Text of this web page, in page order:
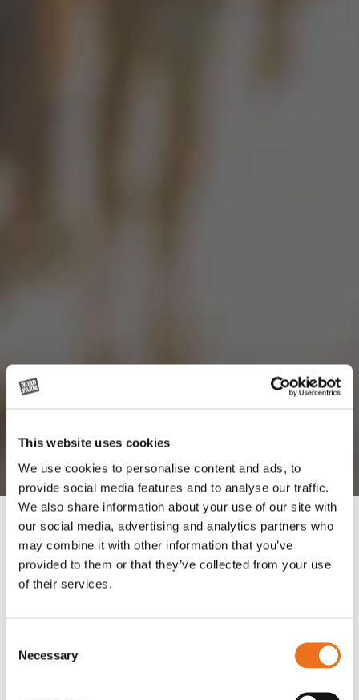
This website uses cookies
We use cookies to personalise content and ads, to
provide social media features and to analyse our traffic.
We also share information about your use of our site with
our social media, advertising and analytics partners who
may combine it with other information that you’ve
provided to them or that they’ve collected from your use
of their services.
Selection
Necessary
När någon börjar eller slutar hos er återförsäljare ska det
anmälas till oss via formulären nedan. Detta är en del av vår
etablerade rutin för att säkerställa att nya medarbetare får
sida som ett bokmärke för enkel åtkomst vid framtida